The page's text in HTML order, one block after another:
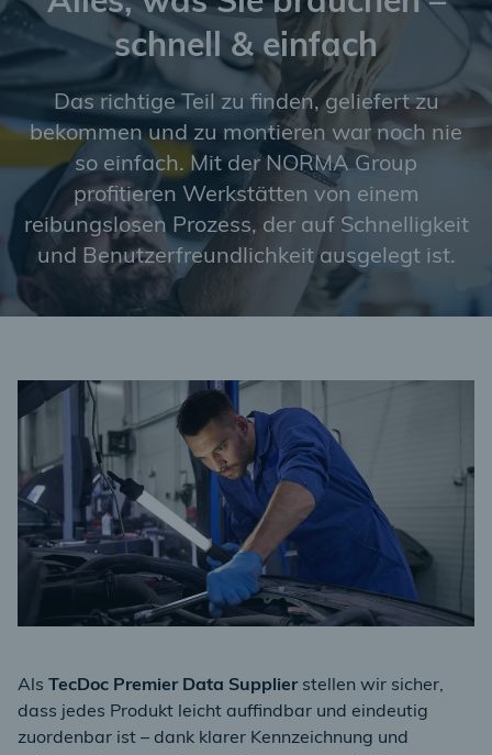
schnell & einfach
Das richtige Teil zu finden, geliefert zu
bekommen und zu montieren war noch nie
so einfach. Mit der NORMA Group
profitieren Werkstätten von einem
reibungslosen Prozess, der auf Schnelligkeit
und Benutzerfreundlichkeit ausgelegt ist.
Als TecDoc Premier Data Supplierstellen wir sicher,
dass jedes Produkt leicht auffindbar und eindeutig
zuordenbar ist – dank klarer Kennzeichnung und